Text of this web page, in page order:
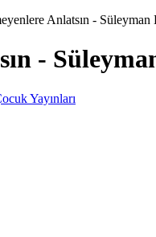
Anlatsın - Süleyman
-